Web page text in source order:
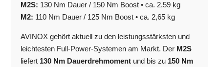
M2S: 130 Nm Dauer / 150 Nm Boost • ca. 2,59 kg
M2: 110 Nm Dauer / 125 Nm Boost • ca. 2,65 kg
AVINOX gehört aktuell zu den leistungsstärksten und
leichtesten Full-Power-Systemen am Markt. Der M2S
liefert 130 Nm Dauerdrehmoment und bis zu 150 Nm